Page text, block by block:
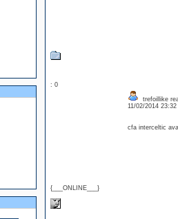
: 0
{___ONLINE___}
trefoillike
11/02/2014
cfa interceltic